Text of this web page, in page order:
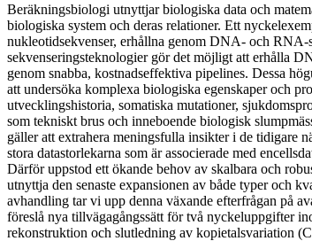
Beräkningsbiologi utnyttjar biologiska data och
biologiska system och deras relationer. Ett
nukleotidsekvenser, erhållna genom DNA- och RNA-
sekvenseringsteknologier gör det möjligt att erhålla
genom snabba, kostnadseffektiva pipelines. Dessa
att undersöka komplexa biologiska egenskaper och
utvecklingshistoria, somatiska mutationer,
som tekniskt brus och inneboende biologisk
gäller att extrahera meningsfulla insikter i de tidigare
stora datastorlekarna som är associerade med
Därför uppstod ett ökande behov av skalbara och
utnyttja den senaste expansionen av både typer och
avhandling tar vi upp denna växande efterfrågan på
föreslå nya tillvägagångssätt för två nyckeluppgifter
rekonstruktion och slutledning av kopietalsvariation